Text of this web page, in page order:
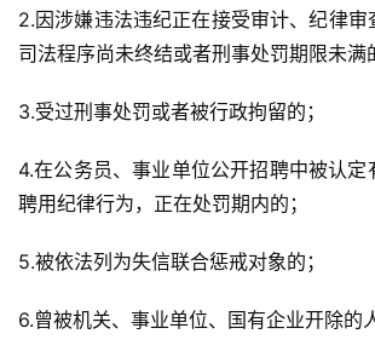
2.因涉嫌违法违纪正在接受审计、纪律审
司法程序尚未终结或者刑事处罚期限未满
3.受过刑事处罚或者被行政拘留的；
4.在公务员、事业单位公开招聘中被认定
聘用纪律行为，正在处罚期内的；
5.被依法列为失信联合惩戒对象的；
6.曾被机关、事业单位、国有企业开除的